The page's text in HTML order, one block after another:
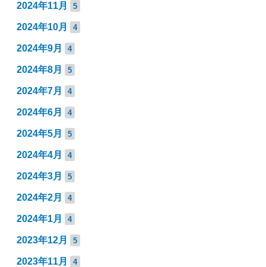
2024年11月 5
2024年10月 4
2024年9月 4
2024年8月 5
2024年7月 4
2024年6月 4
2024年5月 5
2024年4月 4
2024年3月 5
2024年2月 4
2024年1月 4
2023年12月 5
2023年11月 4